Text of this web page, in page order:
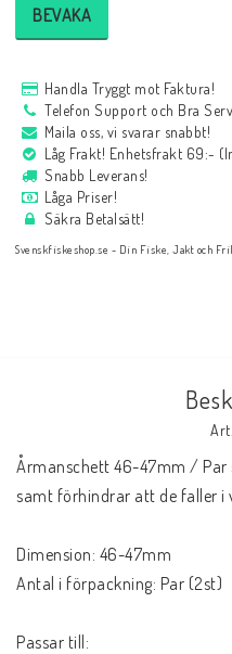
BEVAKA
Handla Tryggt mot Faktura!
Telefon Support och Bra
Maila oss, vi svarar snabbt!
Låg Frakt! Enhetsfrakt 69:-
Snabb Leverans!
Låga Priser!
Säkra Betalsätt!
Svenskfiskeshop.se - Din Fiske, Jakt och
Årmanschett 46-47mm /
samt förhindrar att de faller i
Dimension: 46-47mm
Antal i förpackning: Par (2st)
Passar till: